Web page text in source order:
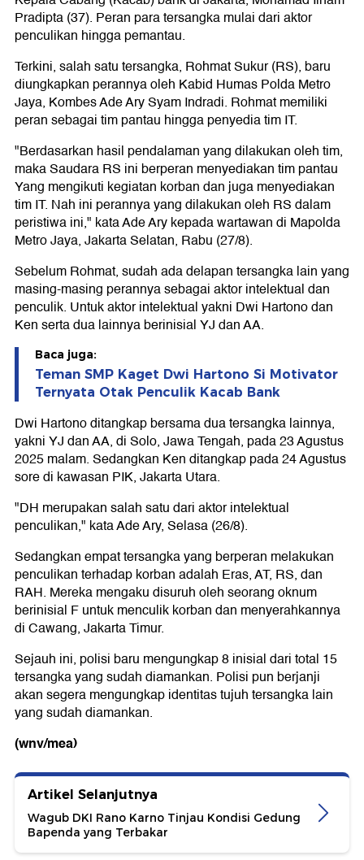
Pradipta (37). Peran para tersangka mulai dari aktor
penculikan hingga pemantau.
Terkini, salah satu tersangka, Rohmat Sukur (RS), baru
diungkapkan perannya oleh Kabid Humas Polda Metro
Jaya, Kombes Ade Ary Syam Indradi. Rohmat memiliki
peran sebagai tim pantau hingga penyedia tim IT.
"Berdasarkan hasil pendalaman yang dilakukan oleh tim,
maka Saudara RS ini berperan menyediakan tim pantau
Yang mengikuti kegiatan korban dan juga menyediakan
tim IT. Nah ini perannya yang dilakukan oleh RS dalam
peristiwa ini," kata Ade Ary kepada wartawan di Mapolda
Metro Jaya, Jakarta Selatan, Rabu (27/8).
Sebelum Rohmat, sudah ada delapan tersangka lain yang
masing-masing perannya sebagai aktor intelektual dan
penculik. Untuk aktor intelektual yakni Dwi Hartono dan
Ken serta dua lainnya berinisial YJ dan AA.
Baca juga:
Teman SMP Kaget Dwi Hartono Si Motivator
Ternyata Otak Penculik Kacab Bank
Dwi Hartono ditangkap bersama dua tersangka lainnya,
yakni YJ dan AA, di Solo, Jawa Tengah, pada 23 Agustus
2025 malam. Sedangkan Ken ditangkap pada 24 Agustus
sore di kawasan PIK, Jakarta Utara.
"DH merupakan salah satu dari aktor intelektual
penculikan," kata Ade Ary, Selasa (26/8).
Sedangkan empat tersangka yang berperan melakukan
penculikan terhadap korban adalah Eras, AT, RS, dan
RAH. Mereka mengaku disuruh oleh seorang oknum
berinisial F untuk menculik korban dan menyerahkannya
di Cawang, Jakarta Timur.
Sejauh ini, polisi baru mengungkap 8 inisial dari total 15
tersangka yang sudah diamankan. Polisi pun berjanji
akan segera mengungkap identitas tujuh tersangka lain
yang sudah diamankan.
(wnv/mea)
Artikel Selanjutnya
Wagub DKI Rano Karno Tinjau Kondisi Gedung
Bapenda yang Terbakar